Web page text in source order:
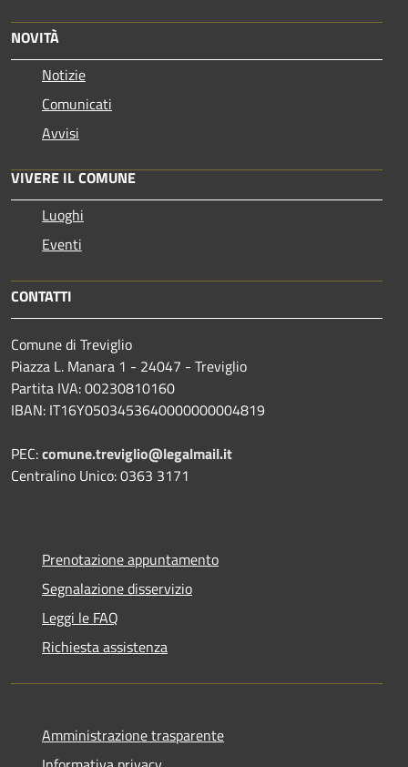
NOVITÀ
Notizie
Comunicati
Avvisi
VIVERE IL COMUNE
Luoghi
Eventi
CONTATTI
Comune di Treviglio
Piazza L. Manara 1 - 24047 - Treviglio
Partita IVA: 00230810160
IBAN: IT16Y0503453640000000004819
PEC:comune.treviglio@legalmail.it
Centralino Unico: 0363 3171
Prenotazione appuntamento
Segnalazione disservizio
Leggi le FAQ
Richiesta assistenza
Amministrazione trasparente